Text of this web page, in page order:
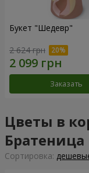
Букет "Шедевр"
2 624 грн
Заказать
Цветы в
Братеница
Cортировка: